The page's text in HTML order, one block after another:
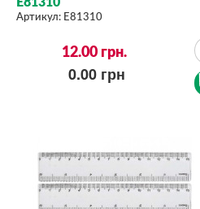
Артикул: E81310
12.00грн.
0.00грн